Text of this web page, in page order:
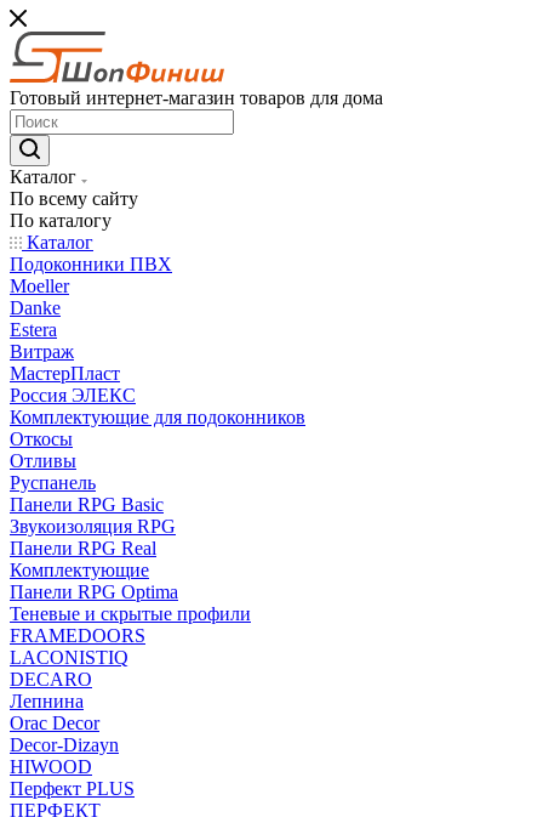
Готовый интернет-магазин товаров для дома
Каталог
По всему сайту
По каталогу
Каталог
Подоконники ПВХ
Moeller
Danke
Estera
Витраж
МастерПласт
Россия ЭЛЕКС
Комплектующие для подоконников
Откосы
Отливы
Руспанель
Панели RPG Basic
Звукоизоляция RPG
Панели RPG Real
Комплектующие
Панели RPG Optima
Теневые и скрытые профили
FRAMEDOORS
LACONISTIQ
DECARO
Лепнина
Orac Decor
Decor-Dizayn
HIWOOD
Перфект PLUS
ПЕРФЕКТ